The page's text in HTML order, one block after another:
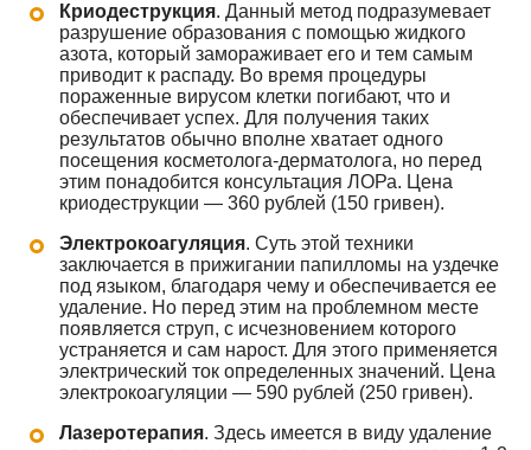
Криодеструкция. Данный метод подразумевает
разрушение образования с помощью жидкого
азота, который замораживает его и тем самым
приводит к распаду. Во время процедуры
пораженные вирусом клетки погибают, что и
обеспечивает успех. Для получения таких
результатов обычно вполне хватает одного
посещения косметолога-дерматолога, но перед
этим понадобится консультация ЛОРа. Цена
криодеструкции — 360 рублей (150 гривен).
Электрокоагуляция. Суть этой техники
заключается в прижигании папилломы на уздечке
под языком, благодаря чему и обеспечивается ее
удаление. Но перед этим на проблемном месте
появляется струп, с исчезновением которого
устраняется и сам нарост. Для этого применяется
электрический ток определенных значений. Цена
электрокоагуляции — 590 рублей (250 гривен).
Лазеротерапия. Здесь имеется в виду удаление